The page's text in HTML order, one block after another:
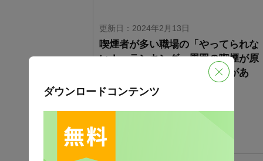
更新日：2024年2月13日
喫煙者が多い職場の「やってられな
い！」ランキング～周囲の喫煙が原
因で、過去に「退職したことがあ
る」人…
働きやすさ 喫煙 禁煙・卒煙
ダウンロードコンテンツ